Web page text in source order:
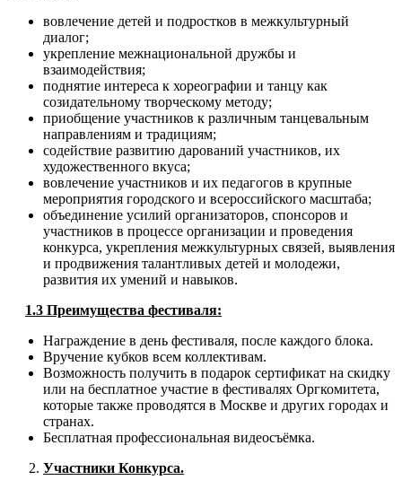
вовлечение детей и подростков в межкультурный
диалог;
укрепление межнациональной дружбы и
взаимодействия;
поднятие интереса к хореографии и танцу как
созидательному творческому методу;
приобщение участников к различным танцевальным
направлениям и традициям;
содействие развитию дарований участников, их
художественного вкуса;
вовлечение участников и их педагогов в крупные
мероприятия городского и всероссийского масштаба;
объединение усилий организаторов, спонсоров и
участников в процессе организации и проведения
конкурса, укрепления межкультурных связей, выявления
и продвижения талантливых детей и молодежи,
развития их умений и навыков.
1.3 Преимущества фестиваля:
Награждение в день фестиваля, после каждого блока.
Вручение кубков всем коллективам.
Возможность получить в подарок сертификат на скидку
или на бесплатное участие в фестивалях Оргкомитета,
которые также проводятся в Москве и других городах и
странах.
Бесплатная профессиональная видеосъёмка.
Участники Конкурса.